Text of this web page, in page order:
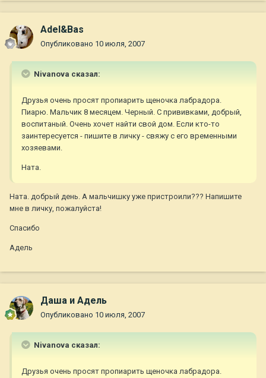
Adel&Bas
Опубликовано 10 июля, 2007
Nivanova сказал:
Друзья очень просят пропиарить щеночка лабрадора.
Пиарю. Мальчик 8 месяцем. Черный. С прививками, добрый,
воспитаный. Очень хочет найти свой дом. Если кто-то
заинтересуется - пишите в личку - свяжу с его временными
хозяевами.
Ната.
Ната. добрый день. А мальчишку уже пристроили??? Напишите
мне в личку, пожалуйста!
Спасибо
Адель
Даша и Адель
Опубликовано 10 июля, 2007
Nivanova сказал:
Друзья очень просят пропиарить щеночка лабрадора.